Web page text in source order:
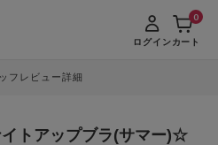
ログインカート
0
フレビュー詳細
トアップブラ(サマー)☆